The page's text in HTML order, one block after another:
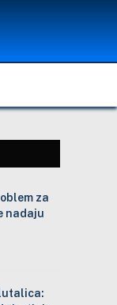
za
nadaju